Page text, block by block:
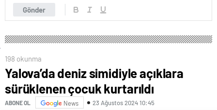
Gönder
198 okunma
Yalova’da deniz simidiyle açıklara
sürüklenen çocuk kurtarıldı
ABONE OL News 23 Ağustos 2024 10:45